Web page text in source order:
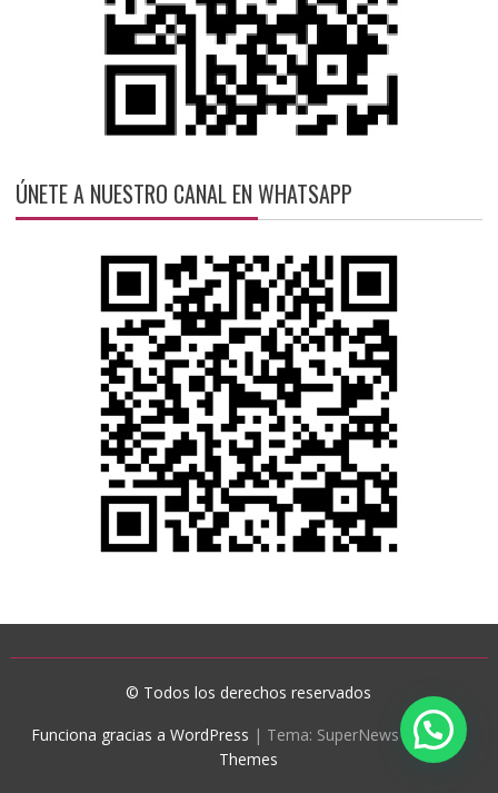
ÚNETE A NUESTRO CANAL EN WHATSAPP
© Todos los derechos reservados
Funciona gracias a WordPress | Tema: SuperNews deAcme
Themes